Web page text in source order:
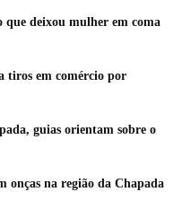
que deixou mulher em coma
tiros em comércio por
guias orientam sobre o
onças na região da Chapada